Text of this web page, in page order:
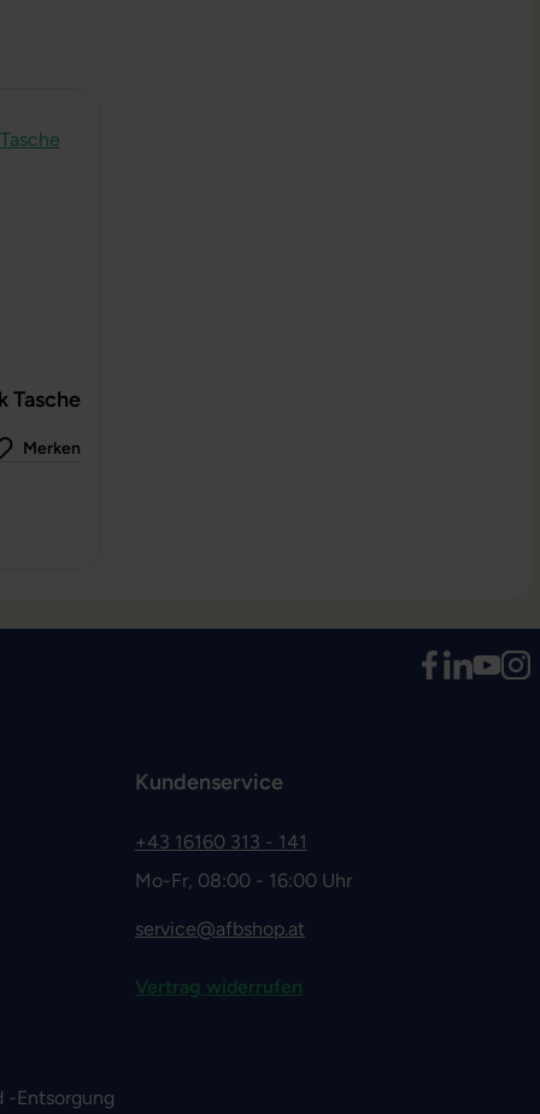
Tasche
von 5 Sternen
Merken
-Entsorgung
Kundenservice
+43 16160 313 - 141
Mo-Fr, 08:00 - 16:00 Uhr
service@afbshop.at
Vertrag widerrufen